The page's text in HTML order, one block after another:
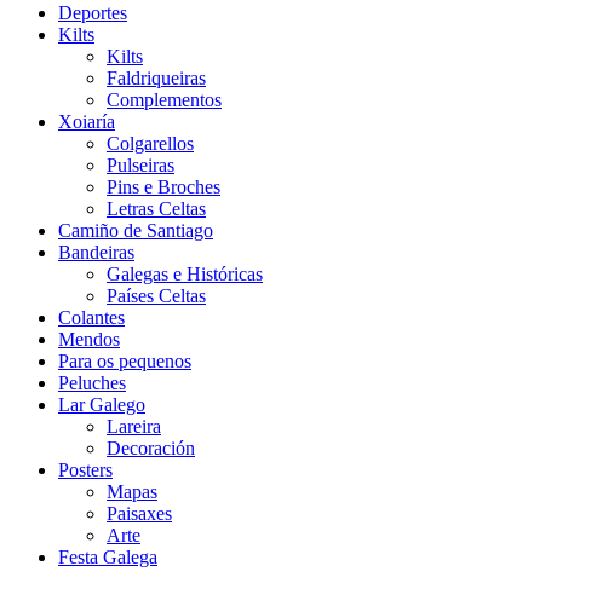
Deportes
Kilts
Kilts
Faldriqueiras
Complementos
Xoiaría
Colgarellos
Pulseiras
Pins e Broches
Letras Celtas
Camiño de Santiago
Bandeiras
Galegas e Históricas
Países Celtas
Colantes
Mendos
Para os pequenos
Peluches
Lar Galego
Lareira
Decoración
Posters
Mapas
Paisaxes
Arte
Festa Galega